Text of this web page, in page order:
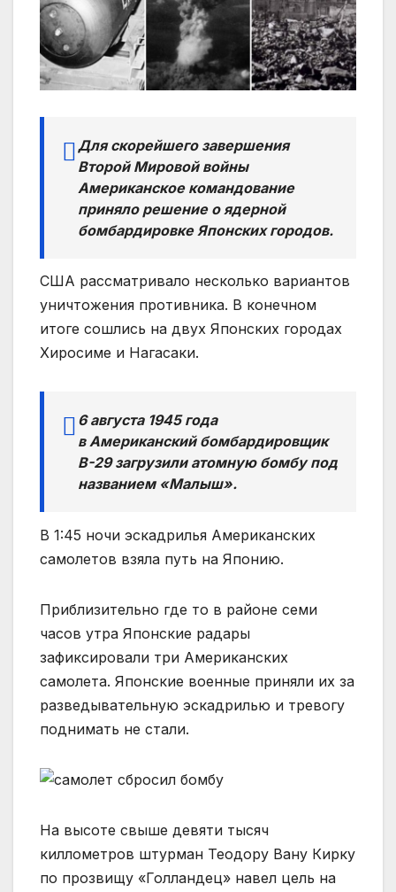
Для скорейшего завершения
Второй Мировой войны
Американское командование
приняло решение о ядерной
бомбардировке Японских городов.
США рассматривало несколько вариантов
уничтожения противника. В конечном
итоге сошлись на двух Японских городах
Хиросиме и Нагасаки.
6 августа 1945 года
в Американский бомбардировщик
В-29 загрузили атомную бомбу под
названием «Малыш».
В 1:45 ночи эскадрилья Американских
самолетов взяла путь на Японию.
Приблизительно где то в районе семи
часов утра Японские радары
зафиксировали три Американских
самолета. Японские военные приняли их за
разведывательную эскадрилью и тревогу
поднимать не стали.
На высоте свыше девяти тысяч
киллометров штурман Теодору Вану Кирку
по прозвищу «Голландец» навел цель на